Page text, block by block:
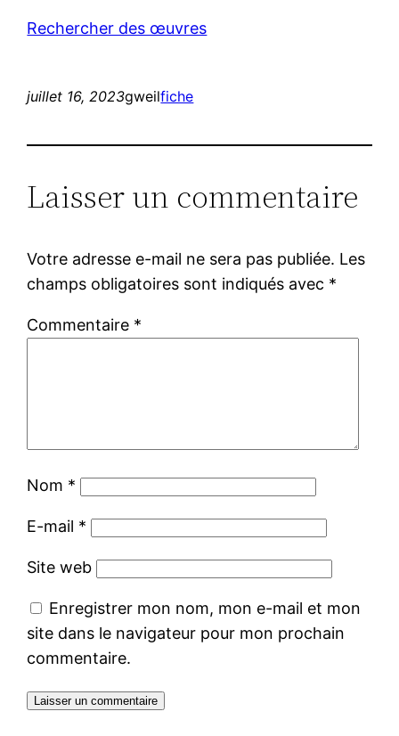
Rechercher des œuvres
juillet 16, 2023gweilfiche
Laisser un commentaire
Votre adresse e-mail ne sera pas publiée. Les
champs obligatoires sont indiqués avec *
Commentaire *
Nom *
E-mail *
Site web
Enregistrer mon nom, mon e-mail et mon
site dans le navigateur pour mon prochain
commentaire.